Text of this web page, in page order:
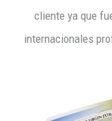
cliente ya que
internacionales